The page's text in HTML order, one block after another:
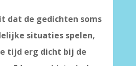
dat de gedichten soms
situaties spelen,
tijd erg dicht bij de